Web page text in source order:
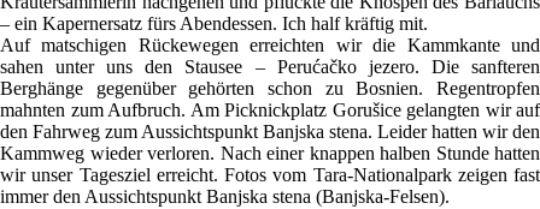
– ein Kapernersatz fürs Abendessen. Ich half kräftig mit.
Auf matschigen Rückewegen erreichten wir die Kammkante und
sahen unter uns den Stausee – Perućačko jezero. Die sanfteren
Berghänge gegenüber gehörten schon zu Bosnien. Regentropfen
mahnten zum Aufbruch. Am Picknickplatz Gorušice gelangten wir auf
den Fahrweg zum Aussichtspunkt Banjska stena. Leider hatten wir den
Kammweg wieder verloren. Nach einer knappen halben Stunde hatten
wir unser Tagesziel erreicht. Fotos vom Tara-Nationalpark zeigen fast
immer den Aussichtspunkt Banjska stena (Banjska-Felsen).